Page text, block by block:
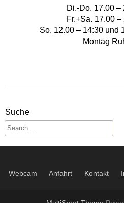
Events der MTV Tennisabteilung
Herren 65
MTV Platzbuchung
MTV Kollektion 2022 – 2024
Di.-Do. 17.00 –
Fr.+Sa. 17.00
So. 12.00 – 14:30 und
Montag
Suche
Webcam Anfahrt Kontakt